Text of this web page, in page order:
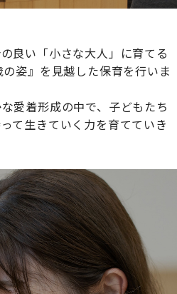
ループは女性が安心して働き
組んでおり、厚生労働省の
良い「小さな大人」に育てる
姿』を見越した保育を行いま
愛着形成の中で、子どもたち
て生きていく力を育てていき